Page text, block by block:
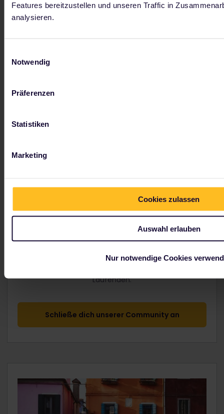
Features bereitzustellen und unseren Traffic in
analysieren.
Notwendig
Präferenzen
Statistiken
Marketing
Cookies zulassen
Auswahl erlauben
Nur notwendige Cookies
und halte dich mit weiteren Reiserouten, Tipps und
Laufenden.
Schließe dich unserer Community an